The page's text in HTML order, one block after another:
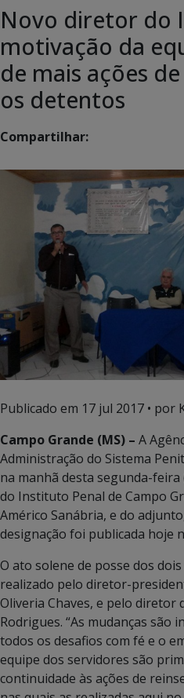
Novo diretor do
motivação da
de mais ações
os detentos
Compartilhar:
Publicado em 17 jul 2017 • por
Campo Grande (MS) – A
Administração do Sistema
na manhã desta segunda-
do Instituto Penal de Campo
Américo Sanábria, e do
designação foi publicada hoje
O ato solene de posse dos
realizado pelo diretor-
Oliveria Chaves, e pelo diretor
Rodrigues. “As mudanças são
todos os desafios com fé e o
equipe dos servidores são
continuidade às ações de